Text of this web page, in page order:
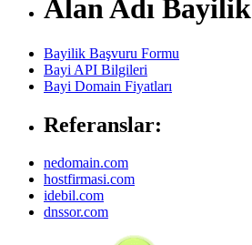
Alan Adı Bayilik
Bayilik Başvuru Formu
Bayi API Bilgileri
Bayi Domain Fiyatları
Referanslar:
nedomain.com
hostfirmasi.com
idebil.com
dnssor.com